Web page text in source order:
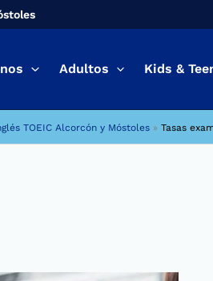
Adultos Kids &
TOEIC Alcorcón y Móstoles » Tasas